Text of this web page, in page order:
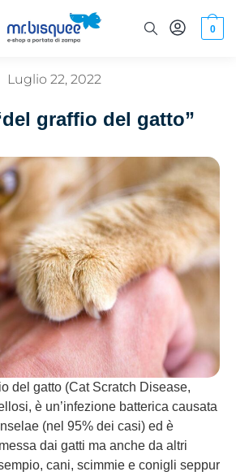
0
Luglio 22, 2022
graffio del gatto”
del gatto (Cat Scratch Disease,
è un’infezione batterica causata
(nel 95% dei casi) ed è
dai gatti ma anche da altri
cani, scimmie e conigli seppur